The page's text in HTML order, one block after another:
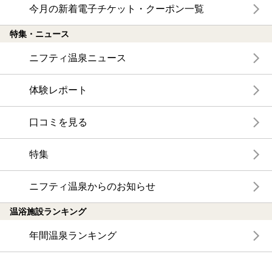
今月の新着電子チケット・クーポン一覧
特集・ニュース
ニフティ温泉ニュース
体験レポート
口コミを見る
特集
ニフティ温泉からのお知らせ
温浴施設ランキング
年間温泉ランキング